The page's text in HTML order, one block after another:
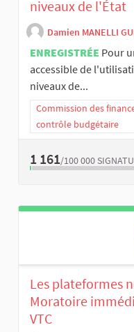
niveaux de l'État
Damien MANELLI
ENREGISTRÉE Pour
accessible de
niveaux de...
Commission des
contrôle budgétaire
1 161/100 000
Les plateformes
Moratoire
VTC